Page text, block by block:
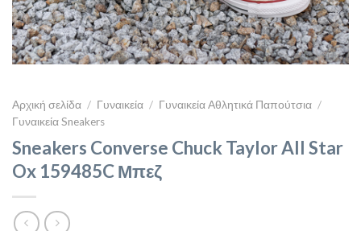
Αρχική σελίδα / Γυναικεία / Γυναικεία Αθλητικά Παπούτσια /
Γυναικεία Sneakers
Sneakers Converse Chuck Taylor All Star
Ox 159485C Μπεζ